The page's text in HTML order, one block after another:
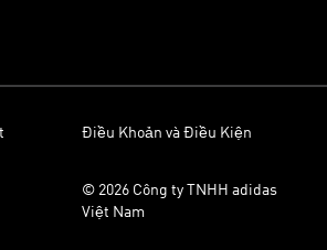
Điều Khoản và Điều Kiện
© 2026 Công ty TNHH adidas
Việt Nam